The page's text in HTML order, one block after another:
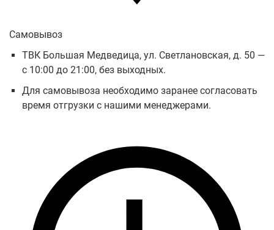
Самовывоз
ТВК Большая Медведица, ул. Светлановская, д. 50 —
с 10:00 до 21:00, без выходных.
Для самовывоза необходимо заранее согласовать
время отгрузки с нашими менеджерами.